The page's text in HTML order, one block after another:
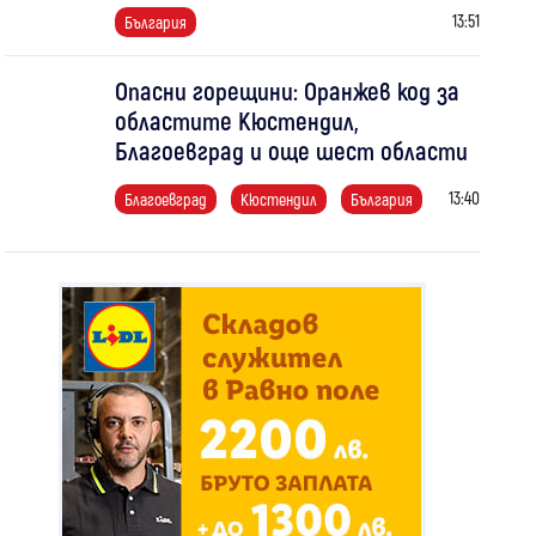
България 13:51
Опасни горещини: Оранжев код за
областите Кюстендил,
Благоевград и още шест области
Благоевград Кюстендил България 13:40